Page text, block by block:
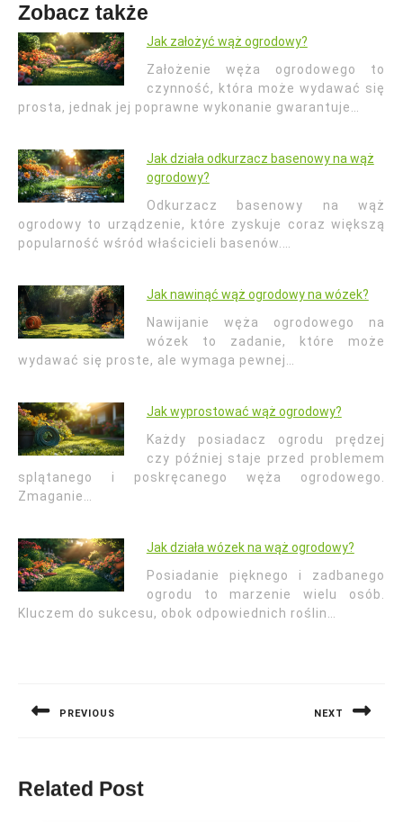
Zobacz także
Jak założyć wąż ogrodowy?
Założenie węża ogrodowego to
czynność, która może wydawać się
prosta, jednak jej poprawne wykonanie gwarantuje…
Jak działa odkurzacz basenowy na wąż
ogrodowy?
Odkurzacz basenowy na wąż
ogrodowy to urządzenie, które zyskuje coraz większą
popularność wśród właścicieli basenów.…
Jak nawinąć wąż ogrodowy na wózek?
Nawijanie węża ogrodowego na
wózek to zadanie, które może
wydawać się proste, ale wymaga pewnej…
Jak wyprostować wąż ogrodowy?
Każdy posiadacz ogrodu prędzej
czy później staje przed problemem
splątanego i poskręcanego węża ogrodowego.
Zmaganie…
Jak działa wózek na wąż ogrodowy?
Posiadanie pięknego i zadbanego
ogrodu to marzenie wielu osób.
Kluczem do sukcesu, obok odpowiednich roślin…
PREVIOUS NEXT
Related Post